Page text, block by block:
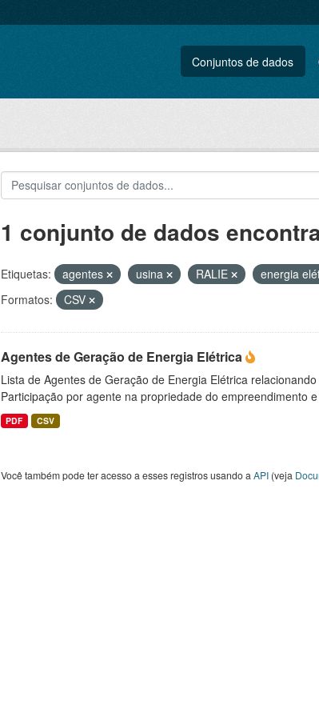
Conjuntos de dados
1 conjunto de dados
Etiquetas: agentes usina RALIE
energia
Formatos:
CSV
Agentes de Geração de Energia Elétrica
Lista de Agentes de Geração de Energia Elétrica
Participação por agente na propriedade do empreendimento
PDF CSV
Você também pode ter acesso a esses registros usando a API(veja